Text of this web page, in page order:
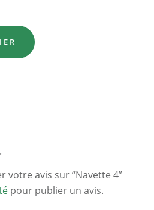
votre avis sur “Navette 4”
pour publier un avis.